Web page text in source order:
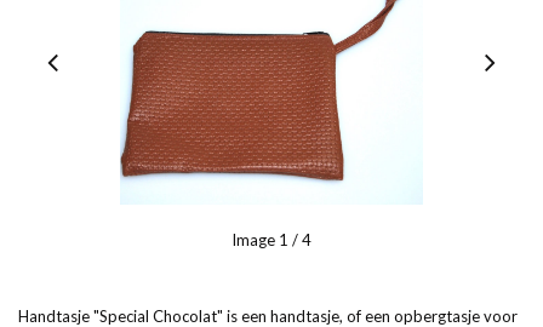
Image 1 / 4
Handtasje "Special Chocolat" is een handtasje, of een opbergtasje voor